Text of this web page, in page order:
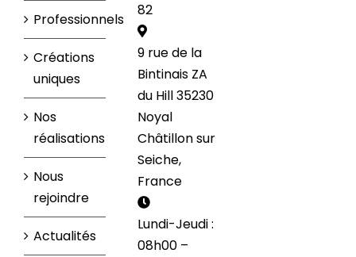
Professionnels
Créations
uniques
Nos
réalisations
Nous
rejoindre
Actualités
82
9 rue de la
Bintinais ZA
du Hill 35230
Noyal
Châtillon sur
Seiche,
France
Lundi-Jeudi :
08h00 –